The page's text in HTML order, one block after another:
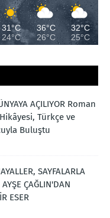
31°C
24°C
36°C
26°C
32°C
25°C
AÇILIYOR Roman
Türkçe ve
Buluştu
SAYFALARLA
ÇAĞLIN'DAN
ESER